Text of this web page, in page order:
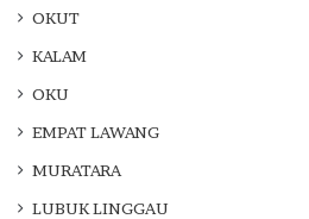
OKUT
KALAM
OKU
EMPAT LAWANG
MURATARA
LUBUK LINGGAU